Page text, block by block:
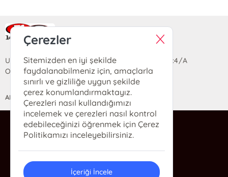
Ra Yayın Kitabevi
Uzun Sokak Saray Çarşısı Lara Sineması Girişi No:4/A
Ortahisar/TRABZON
ANASAYFA YARDIM İLETİŞİM
ra@rakitap.com
0(462) 326 49 71
Çerezler
Sitemizden en iyi şekilde
faydalanabilmeniz için, amaçlarla
sınırlı ve gizliliğe uygun şekilde
çerez konumlandırmaktayız.
Çerezleri nasıl kullandığımızı
incelemek ve çerezleri nasıl kontrol
edebileceğinizi öğrenmek için Çerez
Politikamızı inceleyebilirsiniz.
İçeriği İncele